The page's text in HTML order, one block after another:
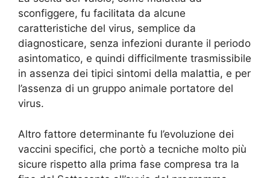
sconfiggere, fu facilitata da alcune
caratteristiche del virus, semplice da
diagnosticare, senza infezioni durante il periodo
asintomatico, e quindi difficilmente trasmissibile
in assenza dei tipici sintomi della malattia, e per
l’assenza di un gruppo animale portatore del
virus.
Altro fattore determinante fu l’evoluzione dei
vaccini specifici, che portò a tecniche molto più
sicure rispetto alla prima fase compresa tra la